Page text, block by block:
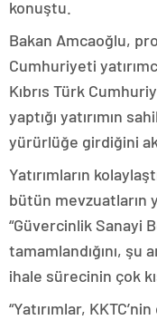
konuştu.
Bakan Amcaoğlu,
Cumhuriyeti
Kıbrıs Türk
yaptığı yatırımın
yürürlüğe girdiğini
Yatırımların
bütün mevzuatların
“Güvercinlik Sanayi
tamamlandığını, şu
ihale sürecinin çok
“Yatırımlar,